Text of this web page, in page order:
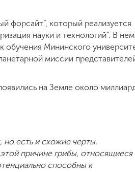
форсайт”, который реализуется
науки и технологий”. В нем
обучения Мининского
миссии
на Земле около
но есть и схожие черты.
причине грибы, относящиеся
способны к